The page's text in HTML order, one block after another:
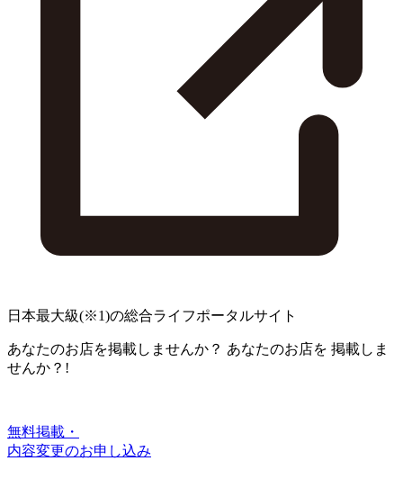
日本最大級(※1)の総合ライフポータルサイト
あなたのお店を掲載しませんか？ あなたのお店を 掲載しま
せんか？!
無料掲載・
内容変更のお申し込み